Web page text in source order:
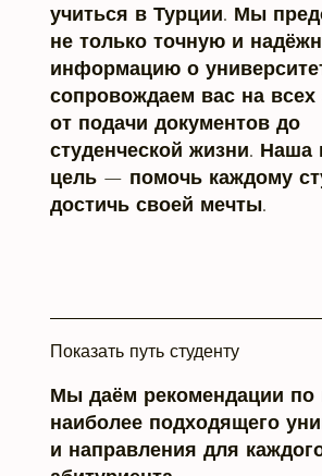
учиться в Турции. Мы
не только точную и
информацию о
сопровождаем вас на
от подачи документов до
студенческой жизни. Наша
цель — помочь каждому
достичь своей мечты.
Показать путь студенту
Мы даём рекомендации по
наиболее подходящего
и направления для